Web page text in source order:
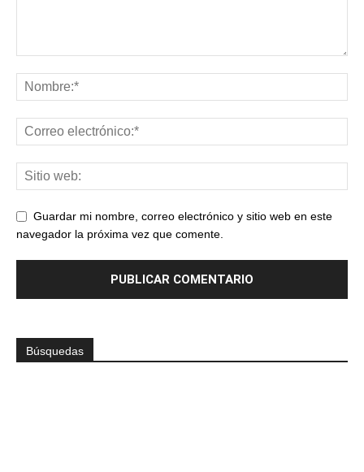
Guardar mi nombre, correo electrónico y sitio web en este
navegador la próxima vez que comente.
Búsquedas